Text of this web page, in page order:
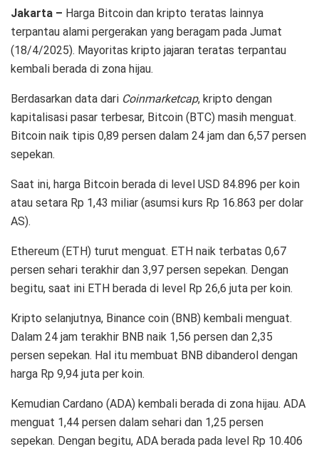
Jakarta – Harga Bitcoin dan kripto teratas lainnya
terpantau alami pergerakan yang beragam pada Jumat
(18/4/2025). Mayoritas kripto jajaran teratas terpantau
kembali berada di zona hijau.
Berdasarkan data dari Coinmarketcap, kripto dengan
kapitalisasi pasar terbesar, Bitcoin (BTC) masih menguat.
Bitcoin naik tipis 0,89 persen dalam 24 jam dan 6,57 persen
sepekan.
Saat ini, harga Bitcoin berada di level USD 84.896 per koin
atau setara Rp 1,43 miliar (asumsi kurs Rp 16.863 per dolar
AS).
Ethereum (ETH) turut menguat. ETH naik terbatas 0,67
persen sehari terakhir dan 3,97 persen sepekan. Dengan
begitu, saat ini ETH berada di level Rp 26,6 juta per koin.
Kripto selanjutnya, Binance coin (BNB) kembali menguat.
Dalam 24 jam terakhir BNB naik 1,56 persen dan 2,35
persen sepekan. Hal itu membuat BNB dibanderol dengan
harga Rp 9,94 juta per koin.
Kemudian Cardano (ADA) kembali berada di zona hijau. ADA
menguat 1,44 persen dalam sehari dan 1,25 persen
sepekan. Dengan begitu, ADA berada pada level Rp 10.406